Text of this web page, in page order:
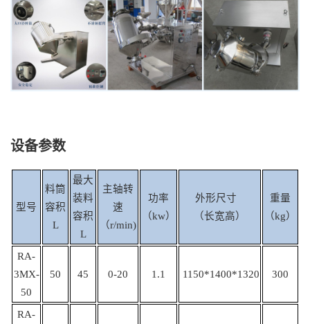
设备参数
型号
料筒
容积
L
最大
装料
容积
L
主轴转
速
（r/min)
功率
（kw）
外形尺寸
（长宽高）
重量
（kg）
RA-
3MX-
50
50 45 0-20 1.1 1150*1400*1320 300
RA-